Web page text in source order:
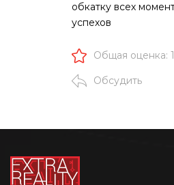
обкатку всех
успехов
Общая оценка:
Обсудить